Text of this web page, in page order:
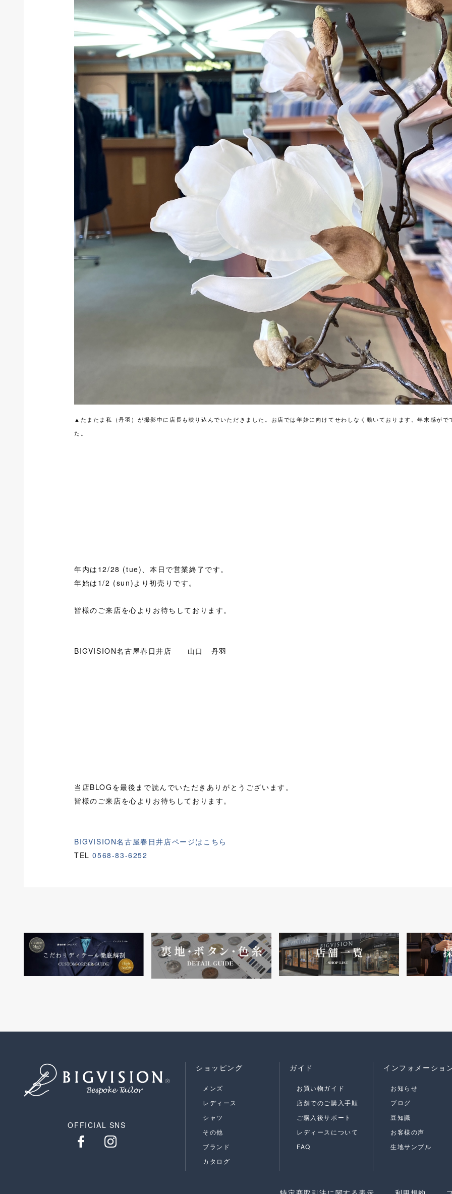
▲たまたま私（丹羽）が撮影中に店長も映り込んでいただきました。お店では年始に向けてせわしなく動いております。年末感がで
た。
年内は12/28 (tue)、本日で営業終了です。
年始は1/2 (sun)より初売りです。
皆様のご来店を心よりお待ちしております。
BIGVISION名古屋春日井店 山口 丹羽
当店BLOGを最後まで読んでいただきありがとうございます。
皆様のご来店を心よりお待ちしております。
BIGVISION名古屋春日井店ページはこちら
TEL0568-83-6252
OFFICIAL SNS
ショッピング
メンズ
レディース
シャツ
その他
ブランド
カタログ
ガイド
お買い物ガイド
店舗でのご購入手順
ご購入後サポート
レディースについて
FAQ
インフォメーショ
お知らせ
ブログ
豆知識
お客様の声
生地サンプル